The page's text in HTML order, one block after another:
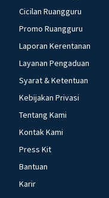
Cicilan Ruangguru
Promo Ruangguru
Laporan Kerentanan
Layanan Pengaduan
Syarat & Ketentuan
Kebijakan Privasi
Tentang Kami
Kontak Kami
Press Kit
Bantuan
Karir